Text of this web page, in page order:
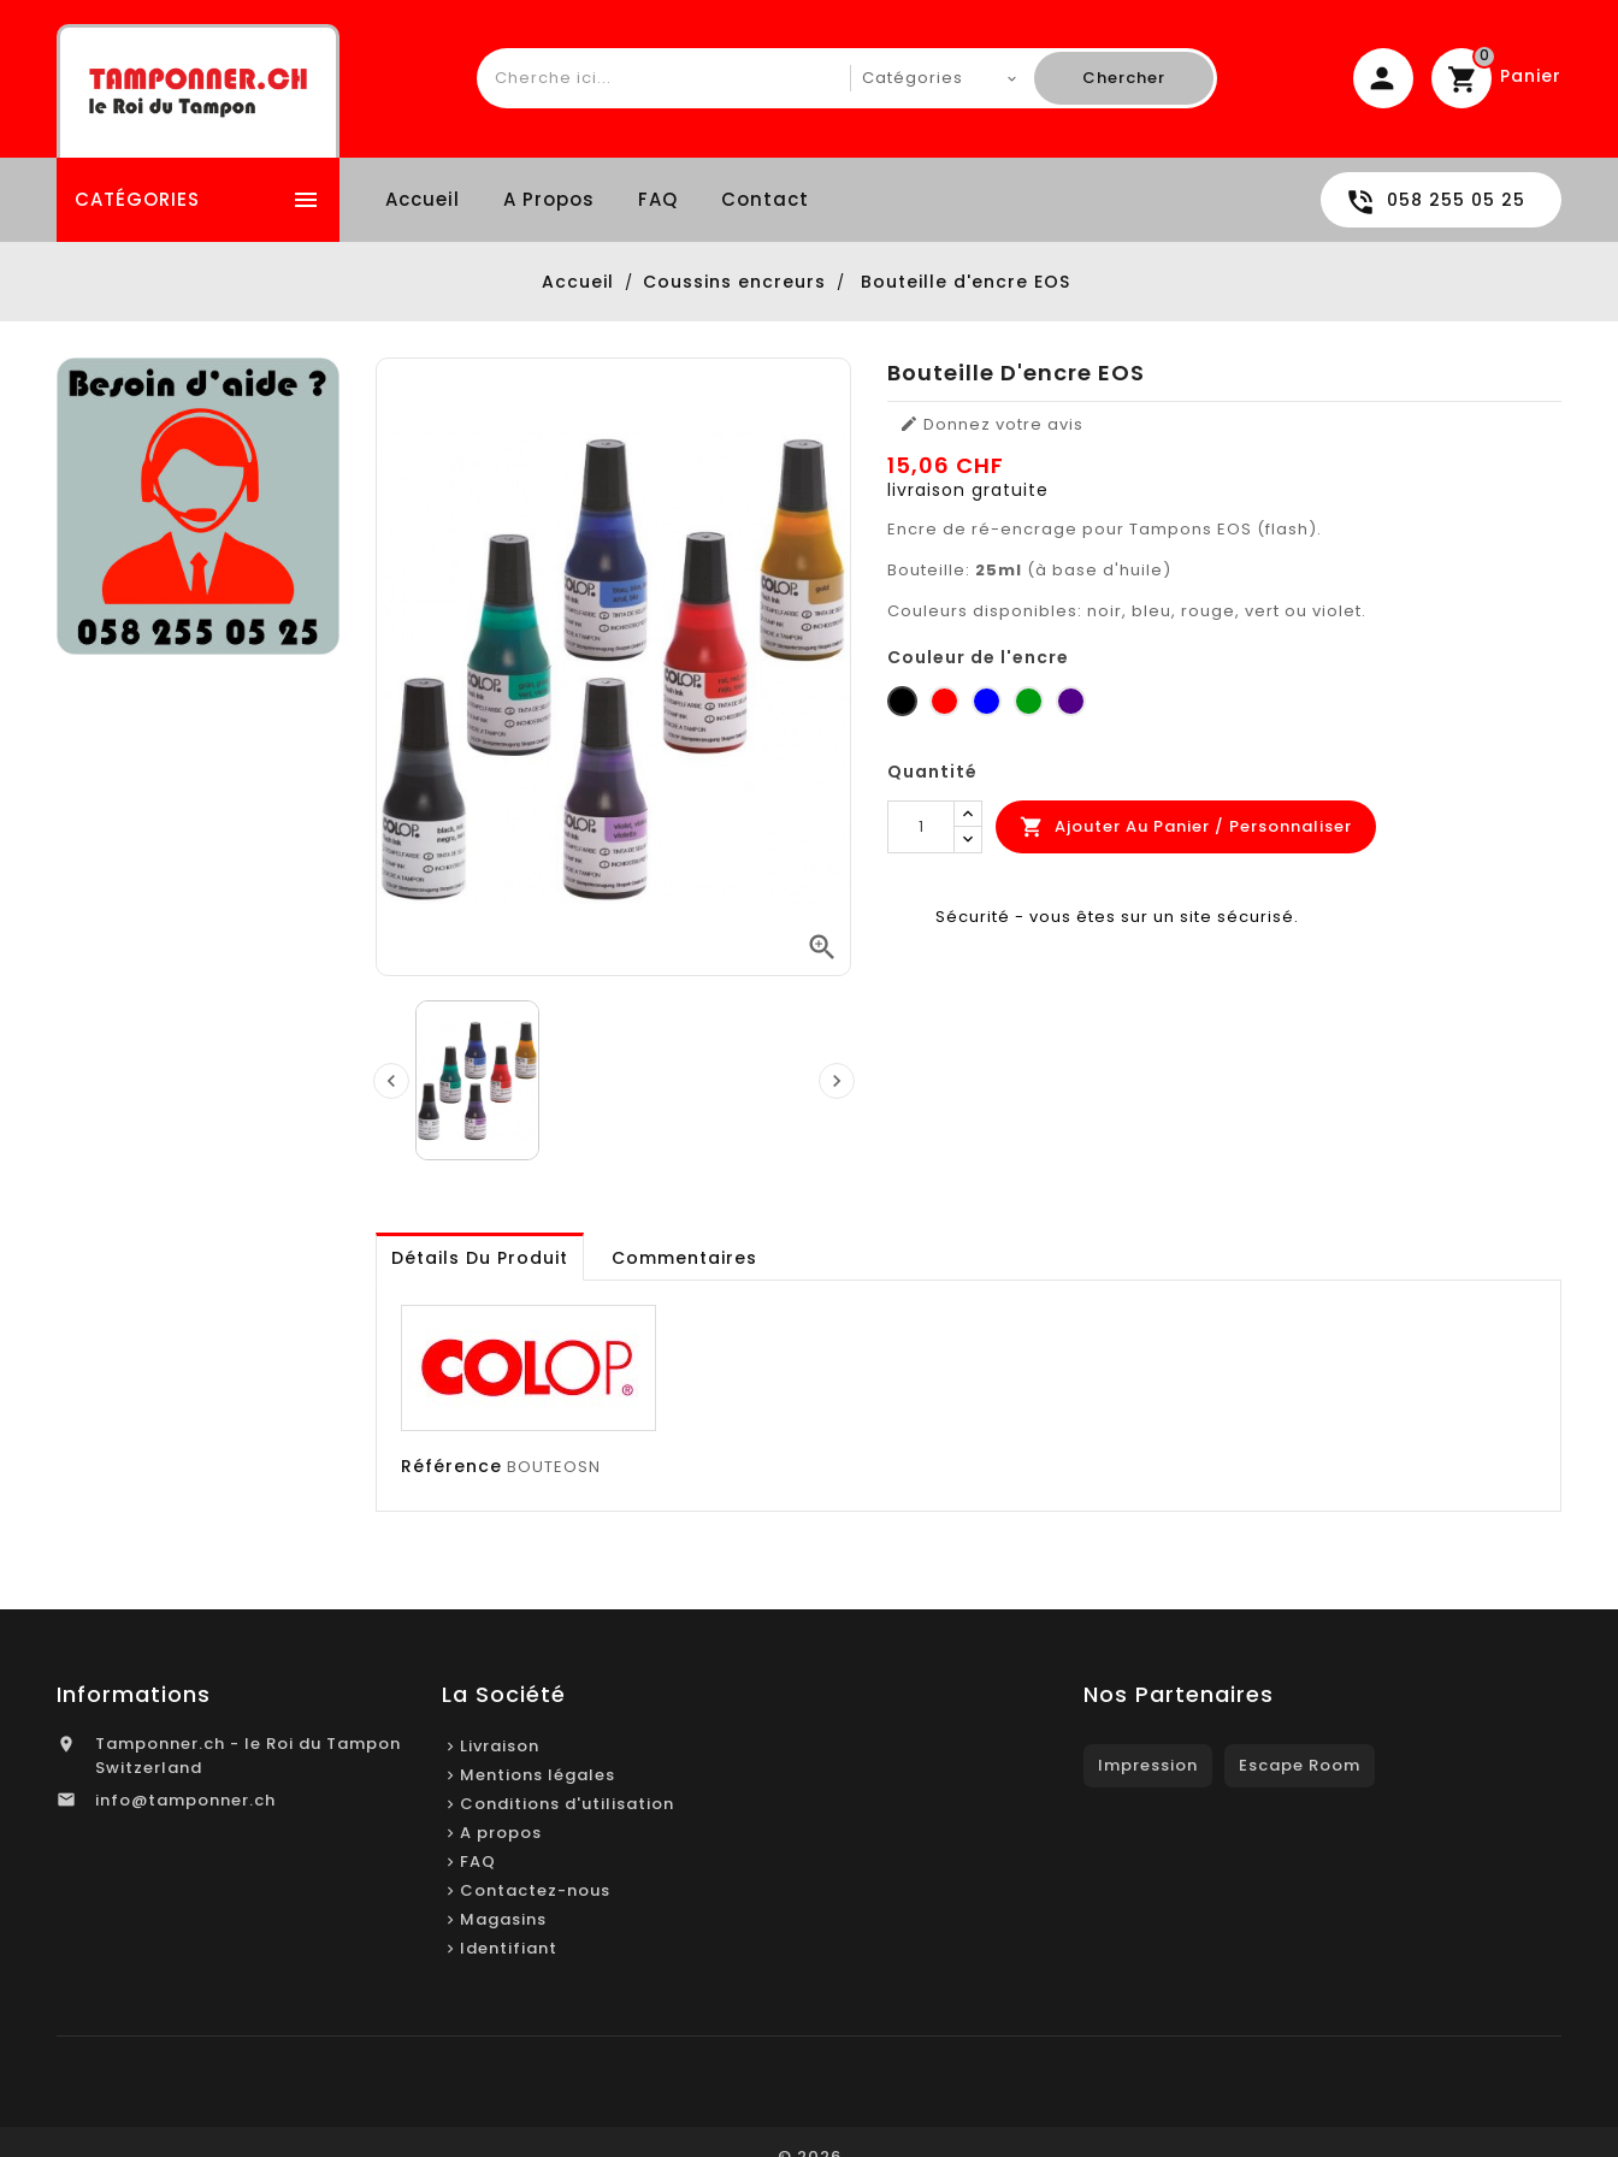
Panier
0
Chercher
CATÉGORIES  058 255 05 25
Accueil A Propos FAQ Contact
Accueil Coussins encreurs Bouteille d'encre EOS

 
Bouteille D'encre EOS
 Donnez votre avis
15,06 CHF
livraison gratuite
Encre de ré-encrage pour Tampons EOS (flash).
Bouteille: 25ml (à base d'huile)
Couleurs disponibles: noir, bleu, rouge, vert ou violet.
Couleur de l'encre
noir rougebleuvert violet
Quantité
 Ajouter Au Panier / Personnaliser
Sécurité - vous êtes sur un site sécurisé.
Détails Du Produit Commentaires
Référence BOUTEOSN
Informations

Tamponner.ch - le Roi du Tampon
Switzerland
 info@tamponner.ch
La Société
Livraison
Mentions légales
Conditions d'utilisation
A propos
FAQ
Contactez-nous
Magasins
Identifiant
Nos Partenaires
Impression Escape Room